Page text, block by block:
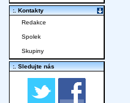
:. Kontakty
Redakce
Spolek
Skupiny
:. Sledujte nás